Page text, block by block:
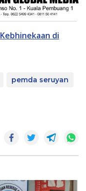
di
pemda seruyan